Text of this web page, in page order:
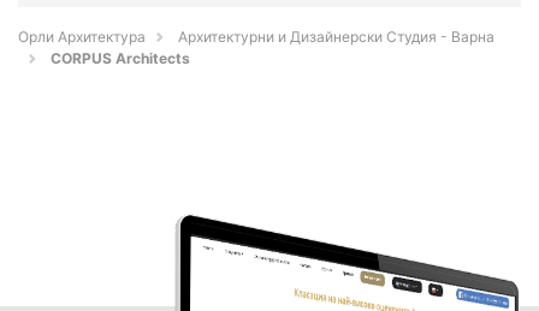
Орли Архитектура
Архитектурни и Дизайнерски Студия - Варна
CORPUS Architects